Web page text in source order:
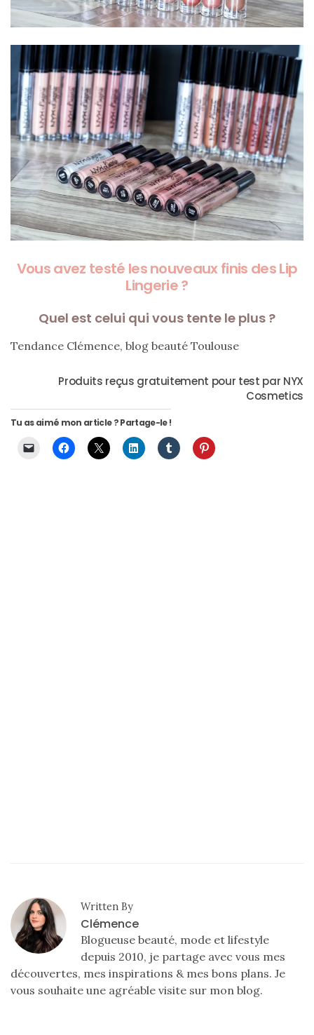
Vous avez testé les nouveaux finis des Lip
Lingerie ?
Quel est celui qui vous tente le plus ?
Tendance Clémence, blog beauté Toulouse
Produits reçus gratuitement pour test par NYX
Cosmetics
Tu as aimé mon article ? Partage-le !
Written By
Clémence
Blogueuse beauté, mode et lifestyle
depuis 2010, je partage avec vous mes
découvertes, mes inspirations & mes bons plans. Je
vous souhaite une agréable visite sur mon blog.